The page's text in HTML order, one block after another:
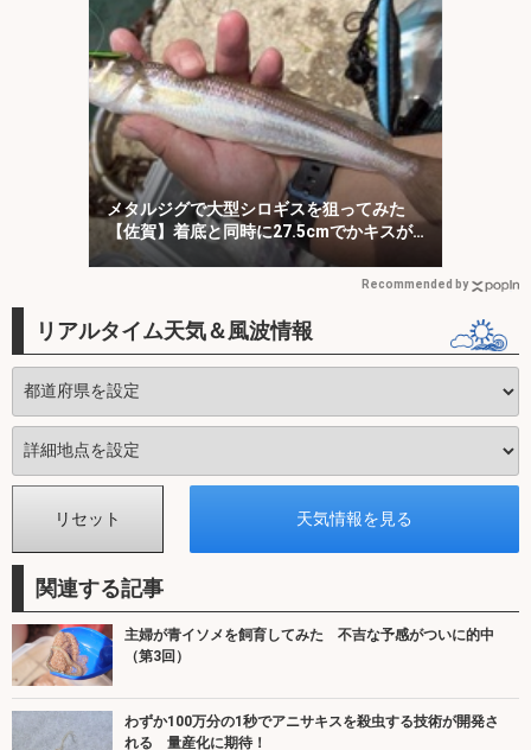
メタルジグで大型シロギスを狙ってみた
【佐賀】着底と同時に27.5cmでかキスが
ヒット！
Recommended by
リアルタイム天気＆風波情報
関連する記事
主婦が青イソメを飼育してみた 不吉な予感がついに的中
（第3回）
わずか100万分の1秒でアニサキスを殺虫する技術が開発さ
れる 量産化に期待！